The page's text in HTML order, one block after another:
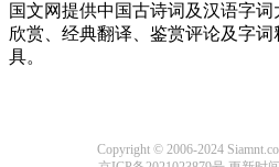
国文网提供中国古诗词及汉语字
欣赏、经典翻译、鉴赏评论及字
具。
Copyright © 2006-2024